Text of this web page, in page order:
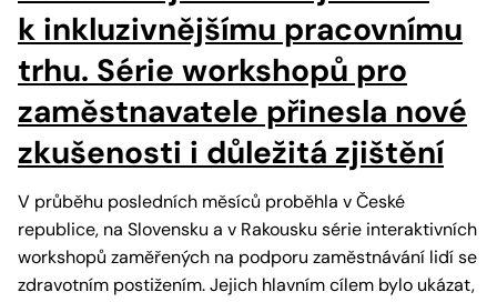
k inkluzivnějšímu pracovnímu
trhu. Série workshopů pro
zaměstnavatele přinesla nové
zkušenosti i důležitá zjištění
V průběhu posledních měsíců proběhla v České
republice, na Slovensku a v Rakousku série interaktivních
workshopů zaměřených na podporu zaměstnávání lidí se
zdravotním postižením. Jejich hlavním cílem bylo ukázat,